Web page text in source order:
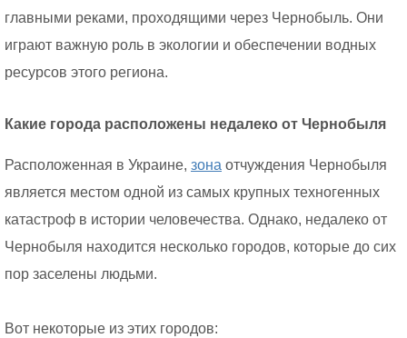
главными реками, проходящими через Чернобыль. Они
играют важную роль в экологии и обеспечении водных
ресурсов этого региона.
Какие города расположены недалеко от Чернобыля
Расположенная в Украине, зона отчуждения Чернобыля
является местом одной из самых крупных техногенных
катастроф в истории человечества. Однако, недалеко от
Чернобыля находится несколько городов, которые до сих
пор заселены людьми.
Вот некоторые из этих городов: